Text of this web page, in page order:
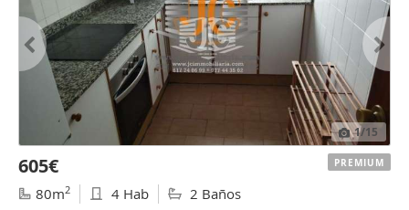
1/15
605€
80m2 4 Hab 2 Baños
PREMIUM